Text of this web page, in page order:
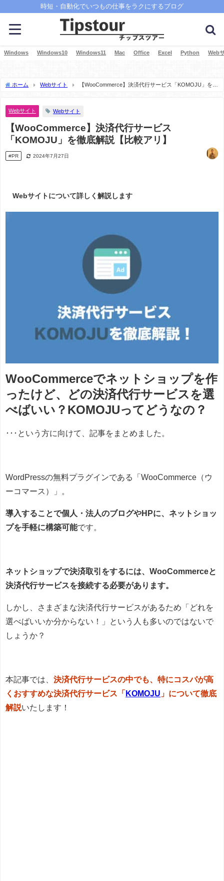
時短・自動化でいつもの仕事をラクにするブログ
Windows Windows10 Windows11 Mac Office Excel Python Web
ホーム Webサイト
【WooCommerce】決済代行サービス「KOMOJU」を徹
Webサイト Webサイト
【WooCommerce】決済代行サービス
「KOMOJU」を徹底解説【比較アリ】
#PR 2024年7月27日
Webサイトについて詳しく解説します
WooCommerceでネットショップを作
ったけど、どの決済代行サービスを選
べばいい？KOMOJUってどうなの？
･･･という方に向けて、記事をまとめました。
WordPressの無料プラグインである「WooCommerce（ウ
ーコマース）」。
導入することで個人・法人のブログやHPに、ネットショッ
プを手軽に構築可能です。
ネットショップで決済取引をするには、WooCommerceと
決済代行サービスを接続する必要があります。
しかし、さまざまな決済代行サービスがあるため「どれを
選べばいいか分からない！」という人も多いのではないで
しょうか？
本記事では、 決済代行サービスの中でも、特にコスパが高
くおすすめな決済代行サービス「 KOMOJU 」について徹底
解説いたします！